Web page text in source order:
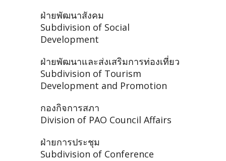
ฝ่ายพัฒนาสังคม
Subdivision of Social
Development
ฝ่ายพัฒนาและส่งเสริมการท่องเที่ยว
Subdivision of Tourism
Development and Promotion
กองกิจการสภา
Division of PAO Council Affairs
ฝ่ายการประชุม
Subdivision of Conference